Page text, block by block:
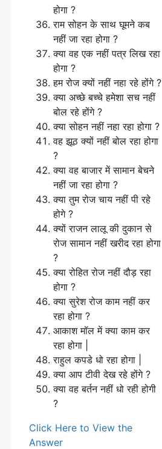
होगा ?
राम सोहन के साथ घूमने कब
नहीं जा रहा होगा ?
क्या वह एक नहीं पत्र लिख रहा
होगा ?
हम रोज क्यों नहीं नहा रहे होंगे ?
क्या अच्छे बच्चे हमेशा सच नहीं
बोल रहे होंगे ?
क्या सोहन नहीं नहा रहा होगा ?
वह झूठ क्यों नहीं बोल रहा होगा
?
क्या वह बाजार में सामान बेचने
नहीं जा रहा होगा ?
क्या तुम रोज चाय नहीं पी रहे
होगे ?
क्यों राजन लालू की दुकान से
रोज सामान नहीं खरीद रहा होगा
?
क्या रोहित रोज नहीं दौड़ रहा
होगा ?
क्या सुरेश रोज काम नहीं कर
रहा होगा ?
आकाश मॉल में क्या काम कर
रहा होगा |
राहुल कपडे धो रहा होगा |
क्या आप टीवी देख रहे होंगे ?
क्या वह बर्तन नहीं धो रही होगी
?
Click Here to View the
Answer